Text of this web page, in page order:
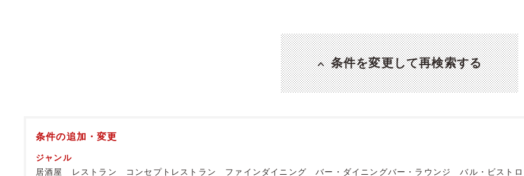
条件を変更して再検索する
条件の追加・変更
ジャンル
居酒屋
レストラン コンセプトレストラン ファインダイニング バー・ダイニングバー・ラウンジ バル・ビストロ